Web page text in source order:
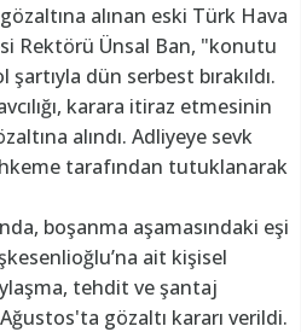
alınan eski Türk Hava
Rektörü Ünsal Ban, "konutu
dün serbest bırakıldı.
karara itiraz etmesinin
alındı. Adliyeye sevk
tarafından tutuklanarak
boşanma aşamasındaki eşi
ait kişisel
tehdit ve şantaj
gözaltı kararı verildi.